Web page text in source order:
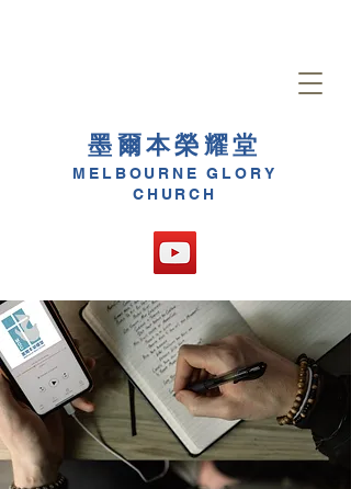
墨爾本榮耀堂
MELBOURNE GLORY
CHURCH